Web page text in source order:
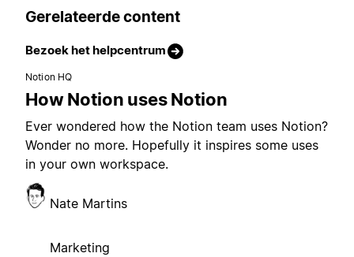
Gerelateerde content
Bezoek het helpcentrum
Notion HQ
How Notion uses Notion
Ever wondered how the Notion team uses Notion?
Wonder no more. Hopefully it inspires some uses
in your own workspace.
Nate Martins
Marketing